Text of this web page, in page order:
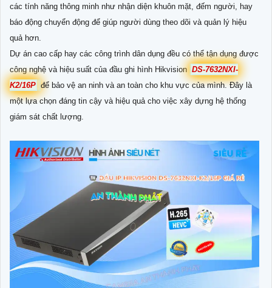
các tính năng thông minh như nhận diện khuôn mặt, đếm người, hay
báo động chuyển động để giúp người dùng theo dõi và quản lý hiệu
quả hơn.
Dự án cao cấp hay các công trình dân dụng đều có thể tận dụng được
công nghệ và hiệu suất của đầu ghi hình Hikvision DS-7632NXI-
K2/16P để bảo vệ an ninh và an toàn cho khu vực của mình. Đây là
một lựa chọn đáng tin cậy và hiệu quả cho việc xây dựng hệ thống
giám sát chất lượng.